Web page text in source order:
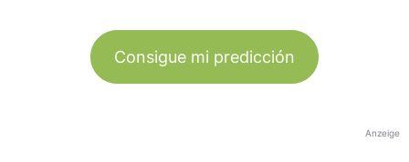
Consigue mi predicción
Anzeige